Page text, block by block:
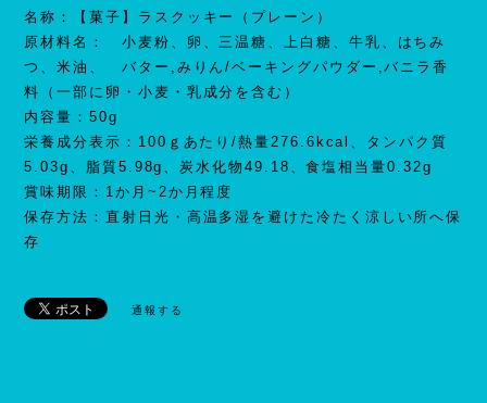
名称：【菓子】ラスクッキー（プレーン）
原材料名： 小麦粉、卵、三温糖、上白糖、牛乳、はちみ
つ、米油、 バター,みりん/ベーキングパウダー,バニラ香
料（一部に卵・小麦・乳成分を含む）
内容量：50g
栄養成分表示：100ｇあたり/熱量276.6kcal、タンパク質
5.03g、脂質5.98g、炭水化物49.18、食塩相当量0.32g
賞味期限：1か月~2か月程度
保存方法：直射日光・高温多湿を避けた冷たく涼しい所へ保
存
通報する